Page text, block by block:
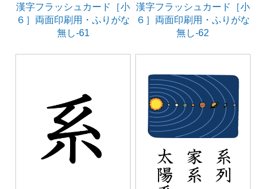
漢字フラッシュカード［小
６］両面印刷用・ふりがな
無し-61
漢字フラッシュカード［小
６］両面印刷用・ふりがな
無し-62